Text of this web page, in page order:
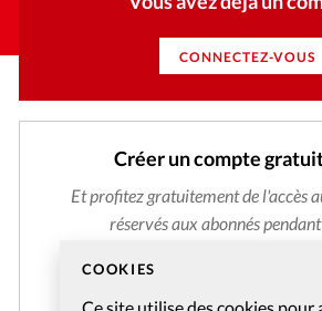
COOKIES
CONNECTEZ-VOUS
Créer un compte
Et profitez gratuitement de l'accès
réservés aux abonnés